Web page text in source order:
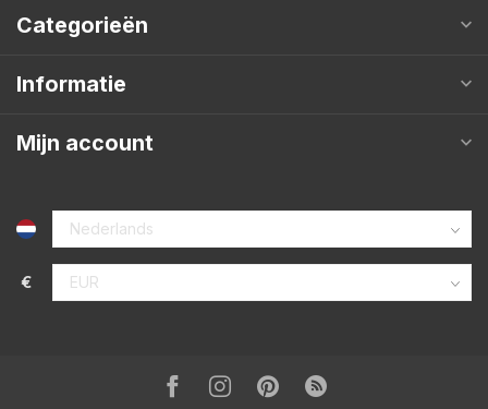
Categorieën
Informatie
Mijn account
€